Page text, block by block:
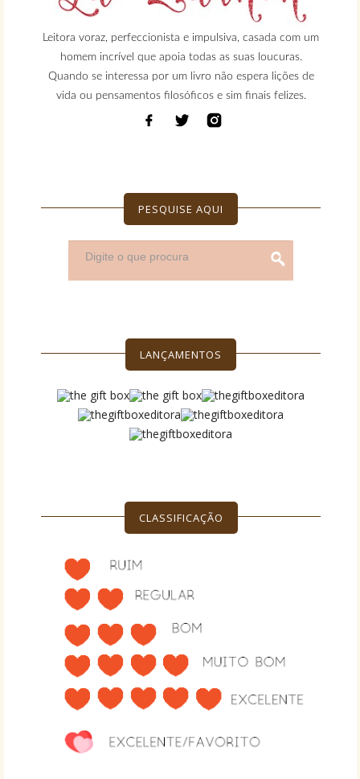
Leitora voraz, perfeccionista e impulsiva, casada com um
homem incrível que apoia todas as suas loucuras.
Quando se interessa por um livro não espera lições de
vida ou pensamentos filosóficos e sim finais felizes.
PESQUISE AQUI
LANÇAMENTOS
CLASSIFICAÇÃO